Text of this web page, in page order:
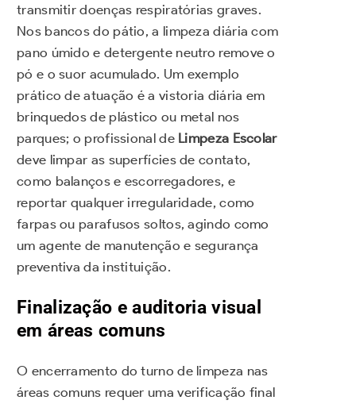
transmitir doenças respiratórias graves.
Nos bancos do pátio, a limpeza diária com
pano úmido e detergente neutro remove o
pó e o suor acumulado. Um exemplo
prático de atuação é a vistoria diária em
brinquedos de plástico ou metal nos
parques; o profissional de Limpeza Escolar
deve limpar as superfícies de contato,
como balanços e escorregadores, e
reportar qualquer irregularidade, como
farpas ou parafusos soltos, agindo como
um agente de manutenção e segurança
preventiva da instituição.
Finalização e auditoria visual
em áreas comuns
O encerramento do turno de limpeza nas
áreas comuns requer uma verificação final